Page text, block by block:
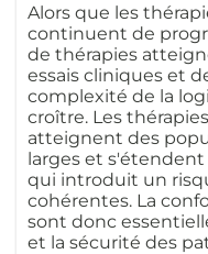
Alors que les
continuent de
de thérapies
essais cliniques et
complexité de la
croître. Les
atteignent des
larges et
qui introduit un
cohérentes. La
sont donc
et la sécurité des